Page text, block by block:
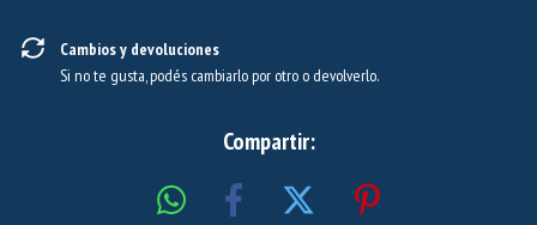
Cambios y devoluciones
Si no te gusta, podés cambiarlo por otro o devolverlo.
Compartir: